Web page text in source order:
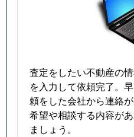
査定をしたい不動産の
を入力して依頼完了。
頼をした会社から連絡が
希望や相談する内容が
ましょう。